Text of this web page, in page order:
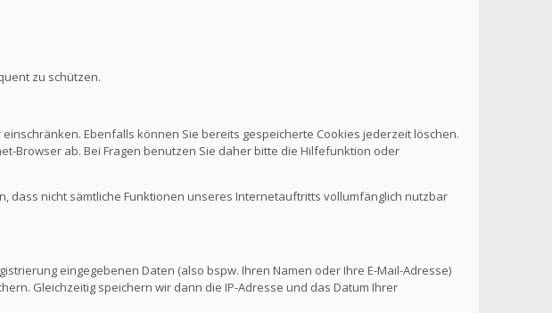
zu schützen.
Ebenfalls können Sie bereits gespeicherte Cookies jederzeit löschen.
Browser ab. Bei Fragen benutzen Sie daher bitte die Hilfefunktion oder
dass nicht sämtliche Funktionen unseres Internetauftritts vollumfänglich nutzbar
eingegebenen Daten (also bspw. Ihren Namen oder Ihre E-Mail-Adresse)
Gleichzeitig speichern wir dann die IP-Adresse und das Datum Ihrer